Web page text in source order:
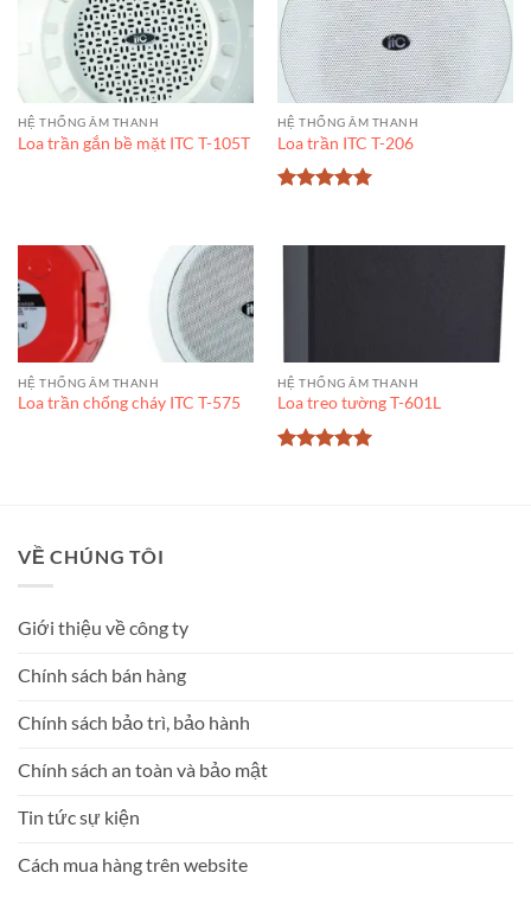
HỆ THỐNG ÂM THANH
Loa trần gắn bề mặt ITC T-105T
HỆ THỐNG ÂM THANH
Loa trần ITC T-206
sao
HỆ THỐNG ÂM THANH
Loa trần chống cháy ITC T-575
HỆ THỐNG ÂM THANH
Loa treo tường T-601L
VỀ CHÚNG TÔI
Giới thiệu về công ty
Chính sách bán hàng
Chính sách bảo trì, bảo hành
Chính sách an toàn và bảo mật
Tin tức sự kiện
Cách mua hàng trên website